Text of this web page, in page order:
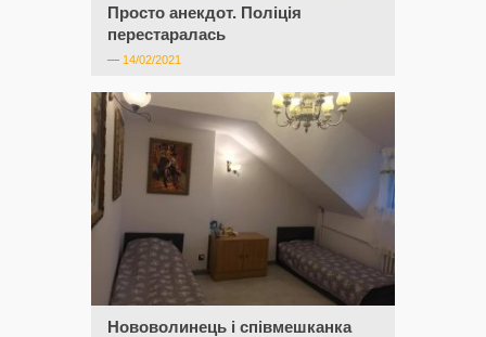
Просто анекдот. Поліція
перестаралась
— 14/02/2021
Нововолинець і співмешканка